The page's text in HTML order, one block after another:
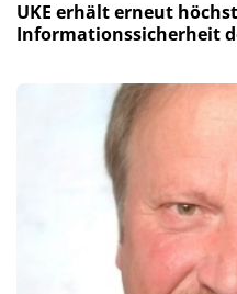
UKE erhält erneut
Informationssicherheit